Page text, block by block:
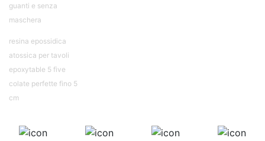
guanti e senza
maschera
resina epossidica
atossica per tavoli
epoxytable 5 five
colate perfette fino 5
cm